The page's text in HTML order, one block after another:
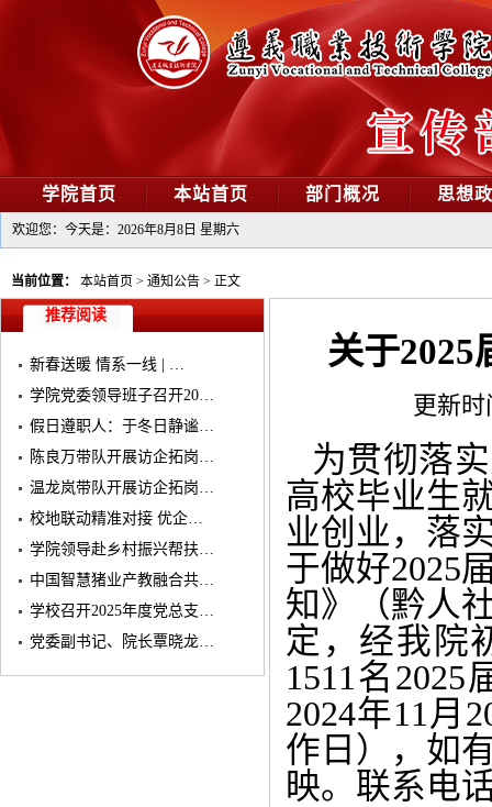
学院首页 本站首页 部门概况 思想
欢迎您：今天是： 2026年8月8日 星期六
当前位置： 本站首页 > 通知公告 > 正文
推荐阅读
新春送暖 情系一线 | …
学院党委领导班子召开20…
假日遵职人：于冬日静谧…
陈良万带队开展访企拓岗…
温龙岚带队开展访企拓岗…
校地联动精准对接 优企…
学院领导赴乡村振兴帮扶…
中国智慧猪业产教融合共…
学校召开2025年度党总支…
党委副书记、院长覃晓龙…
关于2025
更新时
为贯彻落
高校毕业生
业创业，落
于做好2025
知》（黔人
定，经我院
1511名
2024年11月
作日），如
映。联系电